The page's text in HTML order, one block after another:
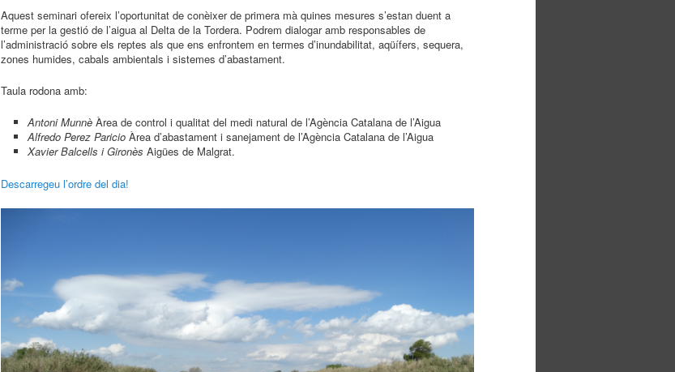
Aquest seminari ofereix l’oportunitat de conèixer de primera mà quines mesures s’estan duent a
terme per la gestió de l’aigua al Delta de la Tordera. Podrem dialogar amb responsables de
l’administració sobre els reptes als que ens enfrontem en termes d’inundabilitat, aqüífers, sequera,
zones humides, cabals ambientals i sistemes d’abastament.
Taula rodona amb:
Antoni Munnè Àrea de control i qualitat del medi natural de l’Agència Catalana de l’Aigua
Alfredo Perez Paricio Àrea d’abastament i sanejament de l’Agència Catalana de l’Aigua
Xavier Balcells i Gironès Aigües de Malgrat.
Descarregeu l’ordre del dia!